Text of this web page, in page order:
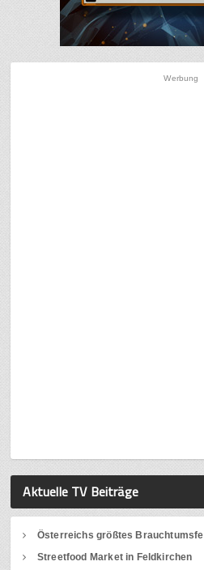
Werbung
Aktuelle TV Beiträge
Österreichs größtes
Streetfood Market in Feldkirchen